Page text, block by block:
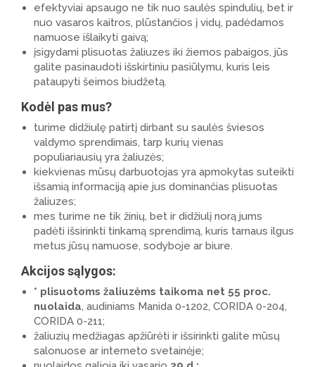
efektyviai apsaugo ne tik nuo saulės spindulių, bet ir
nuo vasaros kaitros, plūstančios į vidų, padėdamos
namuose išlaikyti gaivą;
įsigydami plisuotas žaliuzes iki žiemos pabaigos, jūs
galite pasinaudoti išskirtiniu pasiūlymu, kuris leis
pataupyti šeimos biudžetą.
Kodėl pas mus?
turime didžiulę patirtį dirbant su saulės šviesos
valdymo sprendimais, tarp kurių vienas
populiariausių yra žaliuzės;
kiekvienas mūsų darbuotojas yra apmokytas suteikti
išsamią informaciją apie jus dominančias plisuotas
žaliuzes;
mes turime ne tik žinių, bet ir didžiulį norą jums
padėti išsirinkti tinkamą sprendimą, kuris tarnaus ilgus
metus jūsų namuose, sodyboje ar biure.
Akcijos sąlygos:
* plisuotoms žaliuzėms taikoma net 55 proc.
nuolaida, audiniams Manida 0-1202, CORIDA 0-204,
CORIDA 0-211;
žaliuzių medžiagas apžiūrėti ir išsirinkti galite mūsų
salonuose ar interneto svetainėje;